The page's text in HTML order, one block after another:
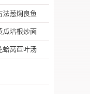
法葱焖良鱼
瓜培根炒面
蛤莴苣叶汤